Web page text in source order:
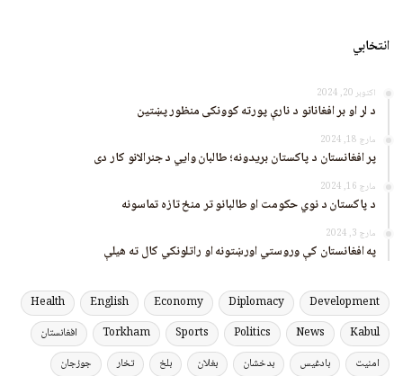
انتخابي
اکتوبر 20, 2024
د لر او بر افغانانو د نارې پورته کوونکی منظور پښتین
مارچ 18, 2024
پر افغانستان د پاکستان بریدونه؛ طالبان وايي د جنرالانو کار دی
مارچ 16, 2024
د پاکستان د نوي حکومت او طالبانو تر منځ تازه تماسونه
مارچ 3, 2024
په افغانستان کې وروستي اورښتونه او راتلونکي کال ته هیلې
Development
Diplomacy
Economy
English
Health
Kabul
News
Politics
Sports
Torkham
افغانستان
امنیت
بادغیس بدخشان بغلان بلخ تخار جوزجان